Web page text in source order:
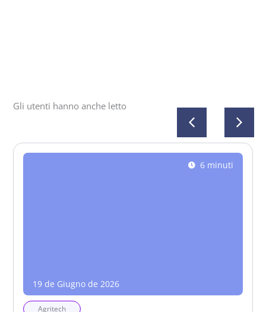
Gli utenti hanno anche letto
6 minuti
19 de Giugno de 2026
Agritech